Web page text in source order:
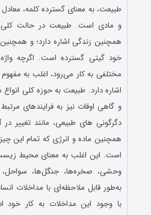
طبیعت، به معنای گسترده کلمه،
و مادی است. طبیعت در حالت
همچنین زندگی اشاره دارد؛ و همچنین
خود گیتی گسترده‌ است. اگرچه
مختلفی به کار می‌رود، اغلب به
اشاره دارد. طبیعت به حوزه کلی انواع
و گاهی اوقات نیز به فرایندهای
دگرگونی‌ های طبیعی، مانند تغییر
همچنین ماده و انرژی که تمام این
است. این اغلب به معنای محیط
وحشی، صخره‌ها، جنگل‌ها،
به‌طور قابل ملاحظه‌ای با مداخلات
با وجود این مداخلات به کار خود